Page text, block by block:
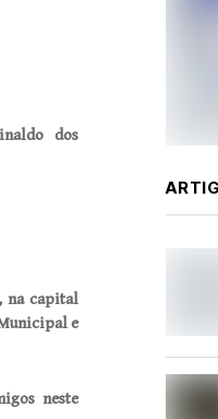
dos
na capital
e
neste